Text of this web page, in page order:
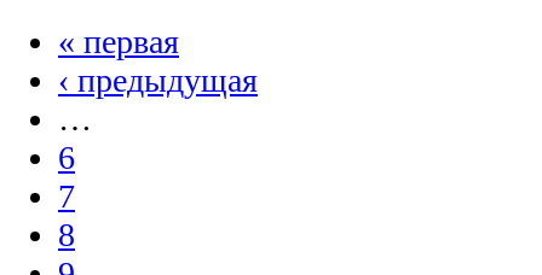
« первая
‹ предыдущая
…
6
7
8